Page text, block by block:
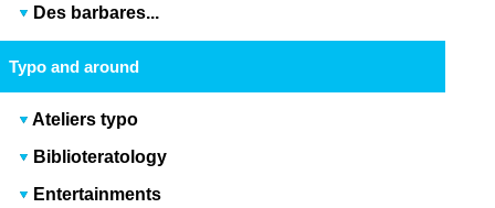
Des barbares...
Typo and around
Ateliers typo
Biblioteratology
Entertainments